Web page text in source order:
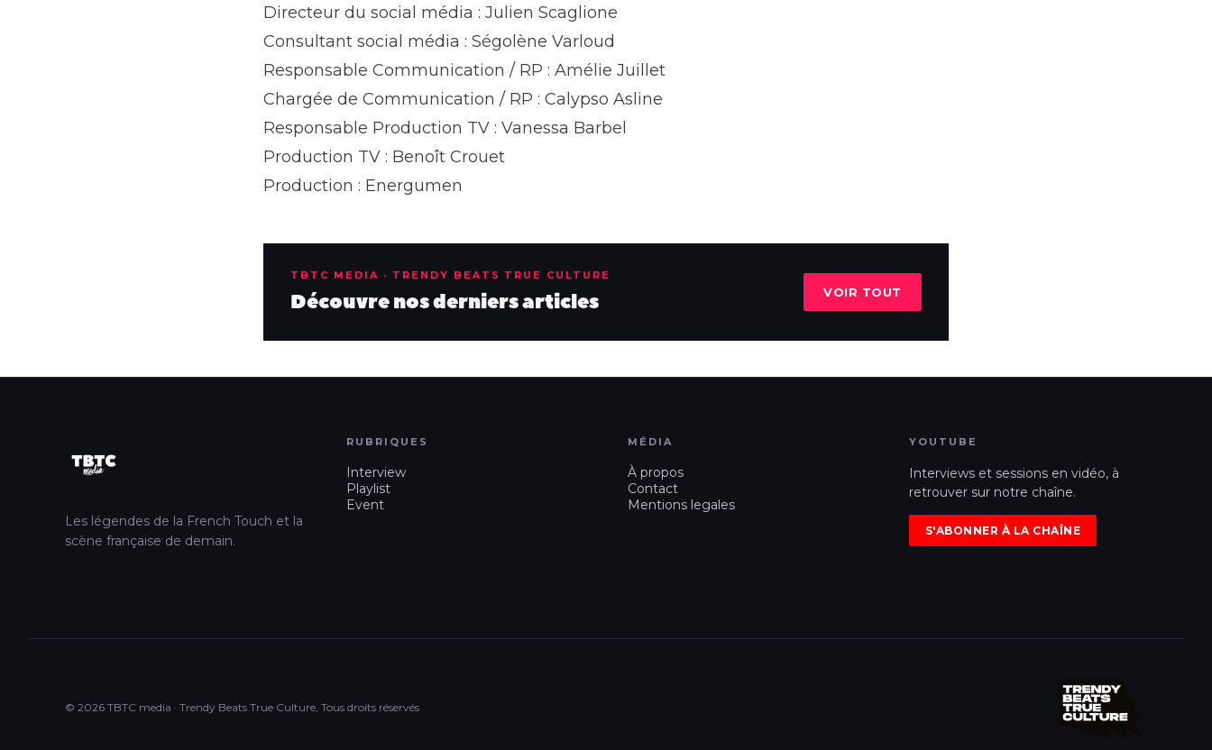
Directeur du social média : Julien Scaglione
Consultant social média : Ségolène Varloud
Responsable Communication / RP : Amélie Juillet
Chargée de Communication / RP : Calypso Asline
Responsable Production TV : Vanessa Barbel
Production TV : Benoît Crouet
Production : Energumen
TBTC MEDIA · TRENDY BEATS TRUE CULTURE
Découvre nos derniers articles VOIR TOUT
Les légendes de la French Touch et la
scène française de demain.
RUBRIQUES
Interview
Playlist
Event
MÉDIA
À propos
Contact
Mentions legales
YOUTUBE
Interviews et sessions en vidéo, à
retrouver sur notre chaîne.
S'ABONNER À LA CHAÎNE
© 2026 TBTC media · Trendy Beats True Culture, Tous droits réservés